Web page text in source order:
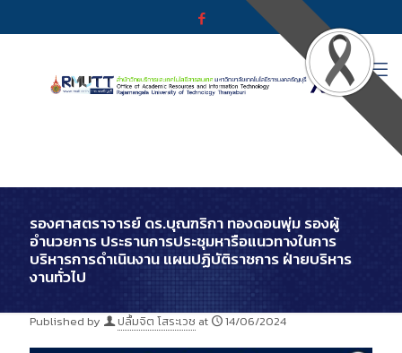
รองศาสตราจารย์ ดร.บุณฑริกา ทองดอนพุ่ม รองผู้
อำนวยการ ประธานการประชุมหารือแนวทางในการ
บริหารการดำเนินงาน แผนปฏิบัติราชการ ฝ่ายบริหาร
งานทั่วไป
Published by ปลื้มจิต โสระเวช at 14/06/2024